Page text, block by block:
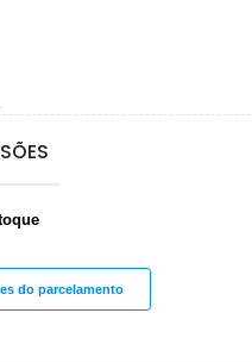
do parcelamento